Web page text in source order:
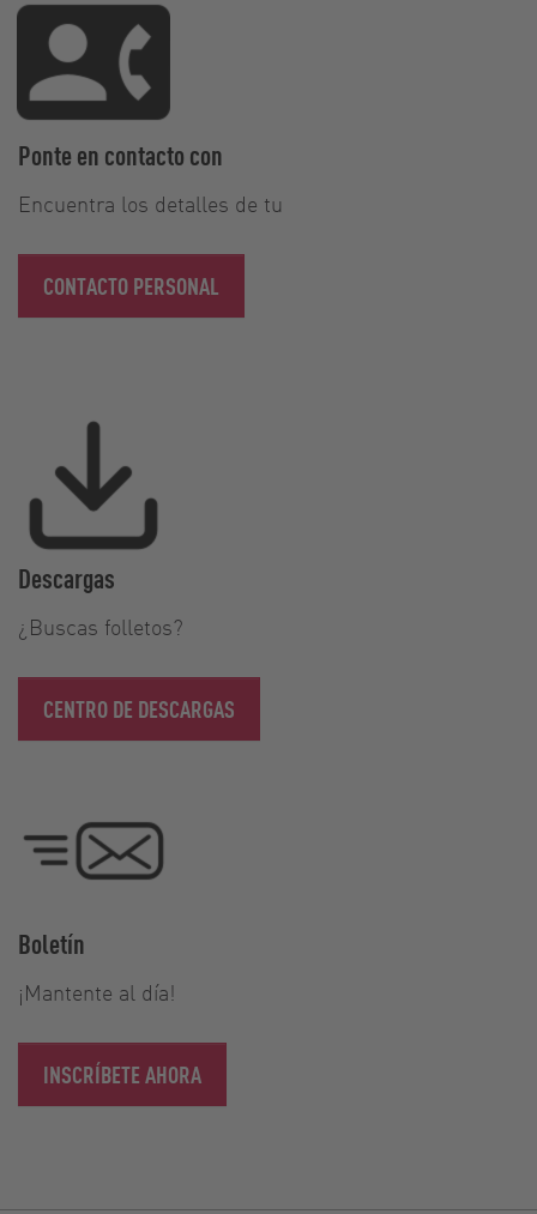
Ponte en contacto con
Encuentra los detalles de tu
CONTACTO PERSONAL
Descargas
¿Buscas folletos?
CENTRO DE DESCARGAS
Boletín
¡Mantente al día!
INSCRÍBETE AHORA